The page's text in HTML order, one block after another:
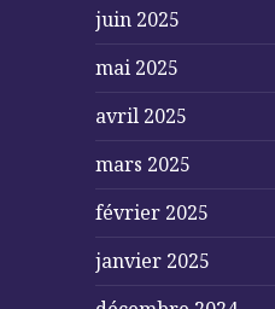
juin 2025
mai 2025
avril 2025
mars 2025
février 2025
janvier 2025